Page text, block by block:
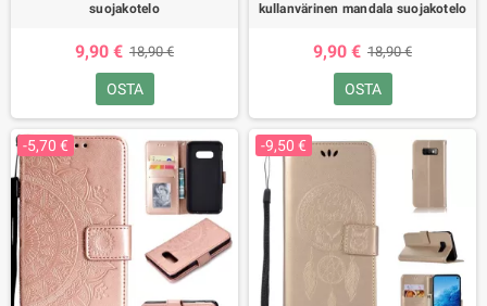
suojakotelo
9,90 € 18,90 €
OSTA
kullanvärinen mandala suojakotelo
9,90 € 18,90 €
OSTA
-5,70 € -9,50 €